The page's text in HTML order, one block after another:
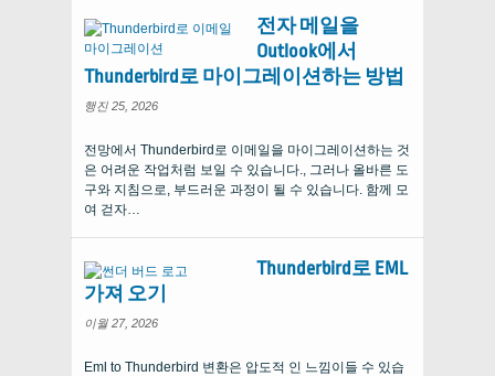
전자 메일을
Outlook에서
Thunderbird로 마이그레이션하는 방법
행진 25, 2026
전망에서 Thunderbird로 이메일을 마이그레이션하는 것
은 어려운 작업처럼 보일 수 있습니다., 그러나 올바른 도
구와 지침으로, 부드러운 과정이 될 수 있습니다. 함께 모
여 걷자…
Thunderbird로 EML
가져 오기
이월 27, 2026
Eml to Thunderbird 변환은 압도적 인 느낌이들 수 있습